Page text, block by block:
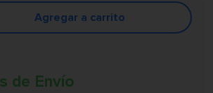
Agregar a carrito
de Envío